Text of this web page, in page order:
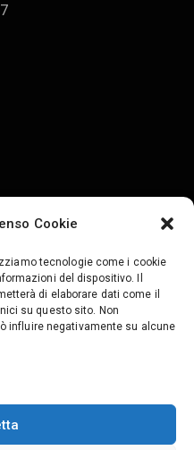
Cookie
tecnologie come i cookie
del dispositivo. Il
di elaborare dati come il
su questo sito. Non
influire negativamente su alcune